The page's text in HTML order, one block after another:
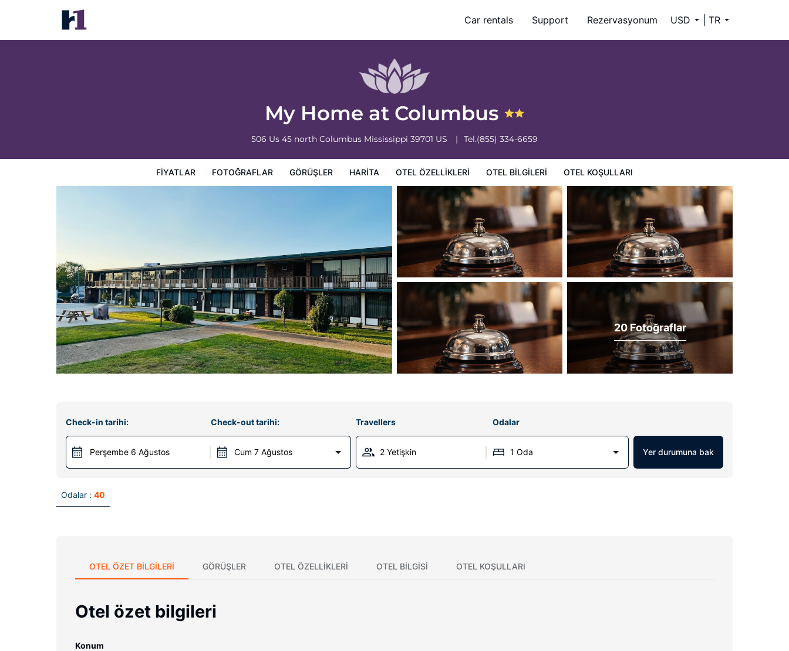
Car rentals Support Rezervasyonum USD TR
My Home at Columbus
506 Us 45 north Columbus Mississippi 39701 US Tel.(855) 334-6659
FIYATLAR FOTOĞRAFLAR GÖRÜŞLER HARITA OTEL ÖZELLIKLERI OTEL BILGILERI OTEL KOŞULLARI
My Home at Columbus
Fiyatlar
20 Fotoğraflar
Check-in tarihi:
Perşembe 6 Ağustos
Check-out tarihi:
Cum 7 Ağustos
Travellers Odalar
2 Yetişkin 1 Oda Yer durumuna bak
Odalar : 40
OTEL ÖZET BILGILERI GÖRÜŞLER OTEL ÖZELLIKLERI OTEL BILGISI OTEL KOŞULLARI
Otel özet bilgileri
Konum